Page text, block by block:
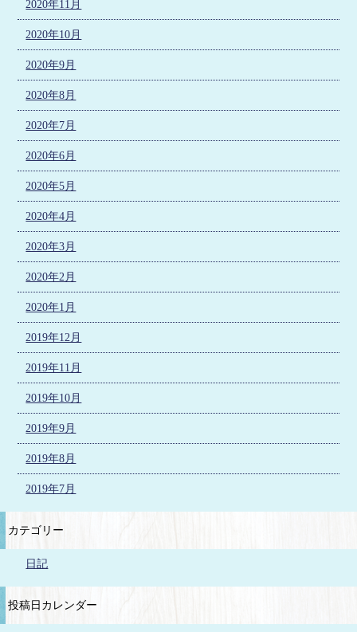
2020年11月
2020年10月
2020年9月
2020年8月
2020年7月
2020年6月
2020年5月
2020年4月
2020年3月
2020年2月
2020年1月
2019年12月
2019年11月
2019年10月
2019年9月
2019年8月
2019年7月
カテゴリー
日記
投稿日カレンダー